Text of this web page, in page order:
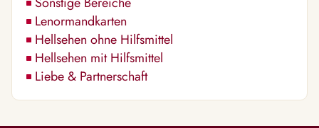
Lenormandkarten
Hellsehen ohne Hilfsmittel
Hellsehen mit Hilfsmittel
Liebe & Partnerschaft